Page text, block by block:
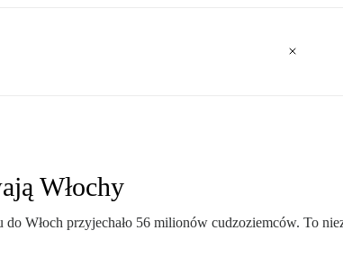
Włochy
do Włoch przyjechało 56 milionów cudzoziemców. To